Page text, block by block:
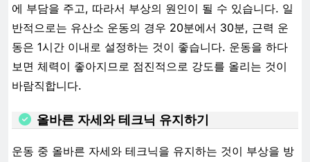
에 부담을 주고, 따라서 부상의 원인이 될 수 있습니다. 일
반적으로는 유산소 운동의 경우 20분에서 30분, 근력 운
동은 1시간 이내로 설정하는 것이 좋습니다. 운동을 하다
보면 체력이 좋아지므로 점진적으로 강도를 올리는 것이
바람직합니다.
올바른 자세와 테크닉 유지하기
운동 중 올바른 자세와 테크닉을 유지하는 것이 부상을 방